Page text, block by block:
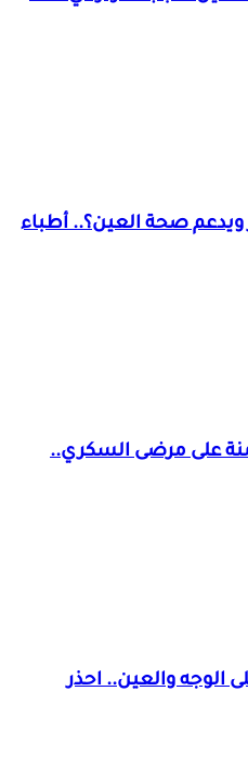
صحة العين؟.. أطباء
على مرضى السكري..
الوجه والعين.. احذر